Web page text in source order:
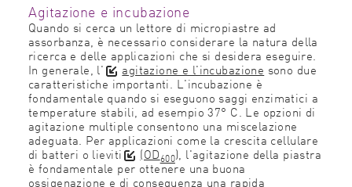
Agitazione e incubazione
Quando si cerca un lettore di micropiastre ad
assorbanza, è necessario considerare la natura della
ricerca e delle applicazioni che si desidera eseguire.
In generale, l' agitazione e l'incubazione sono due
caratteristiche importanti. L'incubazione è
fondamentale quando si eseguono saggi enzimatici a
temperature stabili, ad esempio 37° C. Le opzioni di
agitazione multiple consentono una miscelazione
adeguata. Per applicazioni come la crescita cellulare
di batteri o lieviti (OD600), l'agitazione della piastra
è fondamentale per ottenere una buona
ossigenazione e di conseguenza una rapida